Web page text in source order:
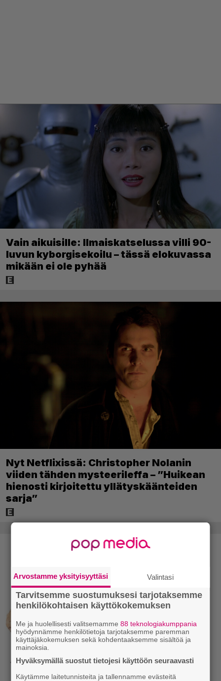
Vain aikuisille: Ilmaiskatselussa villi 90-
luvun kyborgisekoilu – tässä elokuvassa
mikään ei ole pyhää
Nyt Netflixissä: Christopher Nolanin
viiden tähden mysteerileffa – ”Huikean
hienosti kirjoitettu yllätyskäänteiden
sarja”
Arvostamme yksityisyyttäsi Valintasi
Tarvitsemme suostumuksesi tarjotaksemme
henkilökohtaisen käyttökokemuksen
Me ja huolellisesti valitsemamme88 teknologiakumppania
hyödynnämme henkilötietoja tarjotaksemme paremman
käyttäjäkokemuksen sekä kohdentaaksemme sisältöä ja
mainoksia.
Hyväksymällä suostut tietojesi käyttöön seuraavasti
Käytämme laitetunnisteita ja tallennamme evästeitä